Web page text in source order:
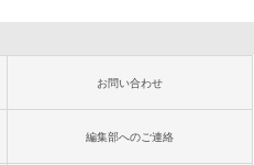
お問い合わせ
編集部へのご連絡